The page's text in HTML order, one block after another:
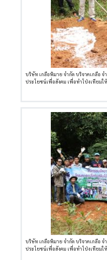
บริษัท เกลือพิมาย จำกัด บริจาคเกลือ
ประโยชน์เพื่อสังคม เพื่อทำโป่งเทียม
บริษัท เกลือพิมาย จำกัด บริจาคเกลือ
ประโยชน์เพื่อสังคม เพื่อทำโป่งเทียม